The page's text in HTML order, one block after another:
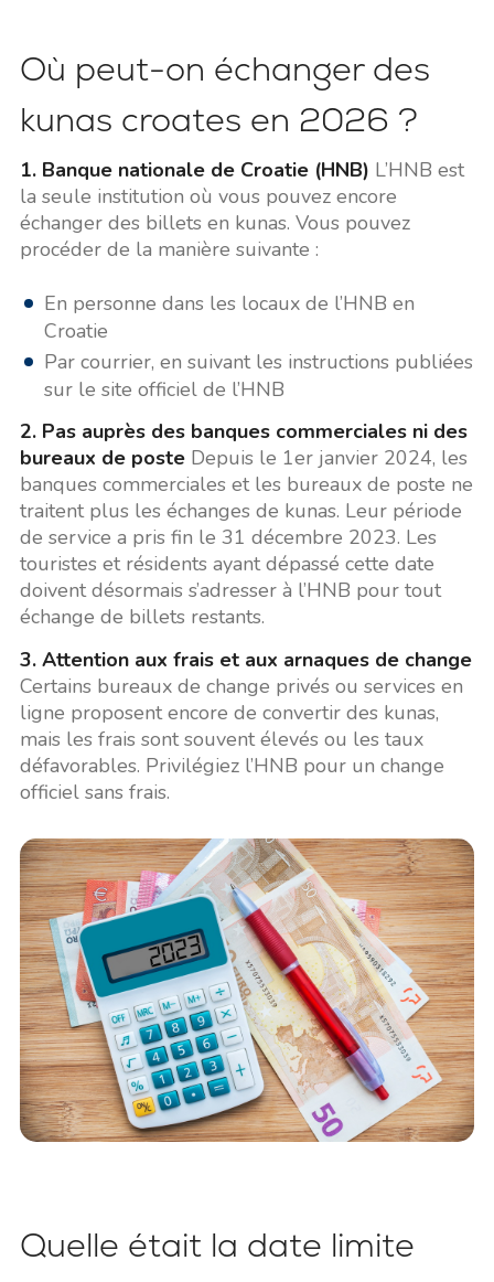
Où peut-on échanger des
kunas croates en 2026 ?
1. Banque nationale de Croatie (HNB) L’HNB est
la seule institution où vous pouvez encore
échanger des billets en kunas. Vous pouvez
procéder de la manière suivante :
En personne dans les locaux de l’HNB en
Croatie
Par courrier, en suivant les instructions publiées
sur le site officiel de l’HNB
2. Pas auprès des banques commerciales ni des
bureaux de posteDepuis le 1er janvier 2024, les
banques commerciales et les bureaux de poste ne
traitent plus les échanges de kunas. Leur période
de service a pris fin le 31 décembre 2023. Les
touristes et résidents ayant dépassé cette date
doivent désormais s’adresser à l’HNB pour tout
échange de billets restants.
3. Attention aux frais et aux arnaques de change
Certains bureaux de change privés ou services en
ligne proposent encore de convertir des kunas,
mais les frais sont souvent élevés ou les taux
défavorables. Privilégiez l’HNB pour un change
officiel sans frais.
Quelle était la date limite